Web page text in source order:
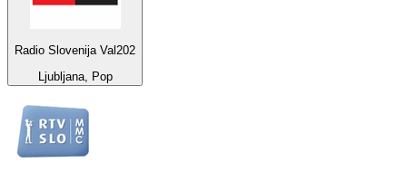
Radio Slovenija Val202
Ljubljana, Pop